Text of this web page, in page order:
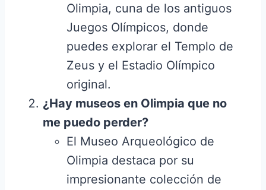
Olimpia, cuna de los antiguos
Juegos Olímpicos, donde
puedes explorar el Templo de
Zeus y el Estadio Olímpico
original.
¿Hay museos en Olimpia que no
me puedo perder?
El Museo Arqueológico de
Olimpia destaca por su
impresionante colección de